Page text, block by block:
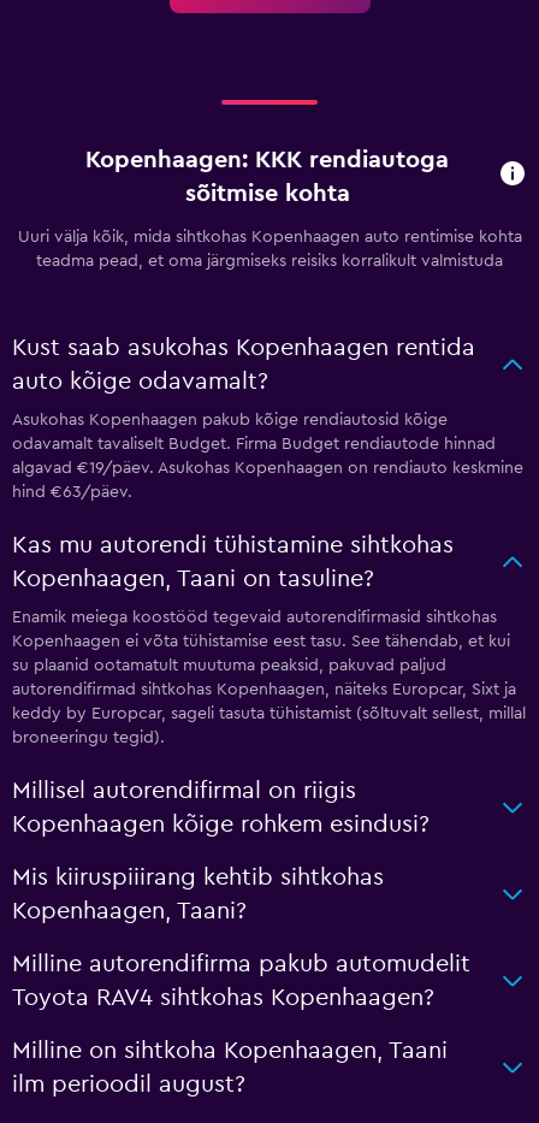
Kopenhaagen: KKK rendiautoga
sõitmise kohta
Uuri välja kõik, mida sihtkohas Kopenhaagen auto rentimise kohta
teadma pead, et oma järgmiseks reisiks korralikult valmistuda
Kust saab asukohas Kopenhaagen rentida
auto kõige odavamalt?
Asukohas Kopenhaagen pakub kõige rendiautosid kõige
odavamalt tavaliselt Budget. Firma Budget rendiautode hinnad
algavad €19/päev. Asukohas Kopenhaagen on rendiauto keskmine
hind €63/päev.
Kas mu autorendi tühistamine sihtkohas
Kopenhaagen, Taani on tasuline?
Enamik meiega koostööd tegevaid autorendifirmasid sihtkohas
Kopenhaagen ei võta tühistamise eest tasu. See tähendab, et kui
su plaanid ootamatult muutuma peaksid, pakuvad paljud
autorendifirmad sihtkohas Kopenhaagen, näiteks Europcar, Sixt ja
keddy by Europcar, sageli tasuta tühistamist (sõltuvalt sellest, millal
broneeringu tegid).
Millisel autorendifirmal on riigis
Kopenhaagen kõige rohkem esindusi?
Mis kiiruspiiirang kehtib sihtkohas
Kopenhaagen, Taani?
Milline autorendifirma pakub automudelit
Toyota RAV4 sihtkohas Kopenhaagen?
Milline on sihtkoha Kopenhaagen, Taani
ilm perioodil august?